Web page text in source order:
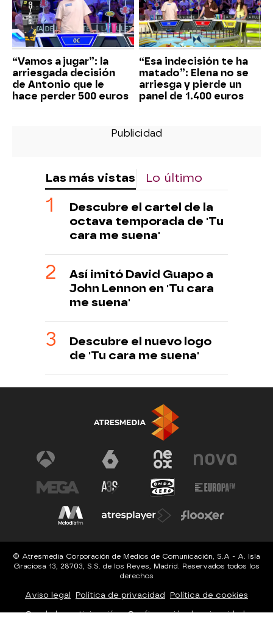
“Vamos a jugar”: la
arriesgada decisión
de Antonio que le
hace perder 500 euros
“Esa indecisión te ha
matado”: Elena no se
arriesga y pierde un
panel de 1.400 euros
Las más vistas Lo último
Descubre el cartel de la
octava temporada de 'Tu
cara me suena'
Así imitó David Guapo a
John Lennon en 'Tu cara
me suena'
Descubre el nuevo logo
de 'Tu cara me suena'
© Atresmedia Corporación de Medios de Comunicación, S.A - A. Isla
Graciosa 13, 28703, S.S. de los Reyes, Madrid. Reservados todos los
derechos
Aviso legal Política de privacidad Política de cookies
Cond. de participación Configuración de privacidad